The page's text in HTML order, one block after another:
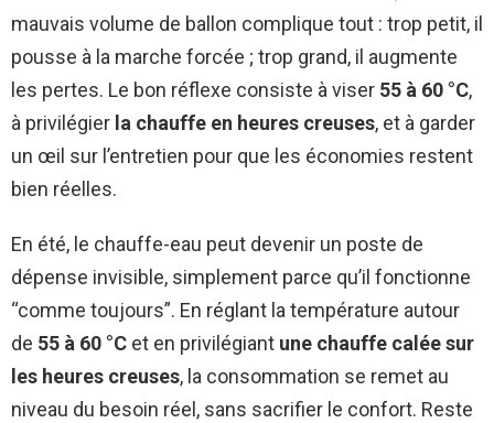
mauvais volume de ballon complique tout : trop petit, il
pousse à la marche forcée ; trop grand, il augmente
les pertes. Le bon réflexe consiste à viser 55 à 60 °C,
à privilégier la chauffe en heures creuses, et à garder
un œil sur l’entretien pour que les économies restent
bien réelles.
En été, le chauffe-eau peut devenir un poste de
dépense invisible, simplement parce qu’il fonctionne
“comme toujours”. En réglant la température autour
de 55 à 60 °C et en privilégiant une chauffe calée sur
les heures creuses, la consommation se remet au
niveau du besoin réel, sans sacrifier le confort. Reste